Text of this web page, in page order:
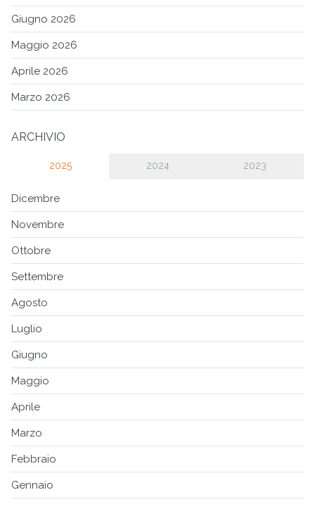
Giugno 2026
Maggio 2026
Aprile 2026
Marzo 2026
ARCHIVIO
2025 2024 2023
Dicembre
Novembre
Ottobre
Settembre
Agosto
Luglio
Giugno
Maggio
Aprile
Marzo
Febbraio
Gennaio